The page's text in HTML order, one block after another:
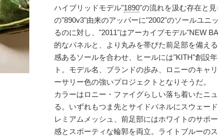
ハイブリッドモデル"1890"の流れを汲む存在と
の"890v3"由来のアッパーに"2002"のソールユニ
るのに対し、"2011"はアーカイブモデル"NEW
的なパネルと、より丸みを帯びた前足部を備え
感あるソールを合わせ、ヒールには"KITH"創設
ト。モデル名、ブランドの歩み、ロニーのキャ
ーサリー色の強いプロジェクトとなりそうだ。
カラーはロニー・ファイグらしい落ち着いたニ
る。いずれもつま先とサイドパネルにスウェー
レミアムメッシュ、前足部にはホワイトのサポ
感とスポーティな輪郭を両立。ライトブルーの